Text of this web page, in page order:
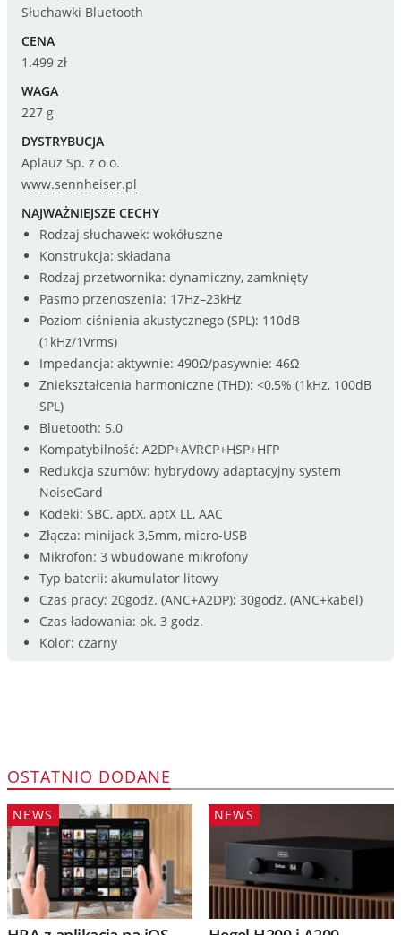
Słuchawki Bluetooth
CENA
1.499 zł
WAGA
227 g
DYSTRYBUCJA
Aplauz Sp. z o.o.
www.sennheiser.pl
NAJWAŻNIEJSZE CECHY
Rodzaj słuchawek: wokółuszne
Konstrukcja: składana
Rodzaj przetwornika: dynamiczny, zamknięty
Pasmo przenoszenia: 17Hz–23kHz
Poziom ciśnienia akustycznego (SPL): 110dB
(1kHz/1Vrms)
Impedancja: aktywnie: 490Ω/pasywnie: 46Ω
Zniekształcenia harmoniczne (THD): <0,5% (1kHz, 100dB
SPL)
Bluetooth: 5.0
Kompatybilność: A2DP+AVRCP+HSP+HFP
Redukcja szumów: hybrydowy adaptacyjny system
NoiseGard
Kodeki: SBC, aptX, aptX LL, AAC
Złącza: minijack 3,5mm, micro-USB
Mikrofon: 3 wbudowane mikrofony
Typ baterii: akumulator litowy
Czas pracy: 20godz. (ANC+A2DP); 30godz. (ANC+kabel)
Czas ładowania: ok. 3 godz.
Kolor: czarny
OSTATNIO DODANE
NEWS NEWS